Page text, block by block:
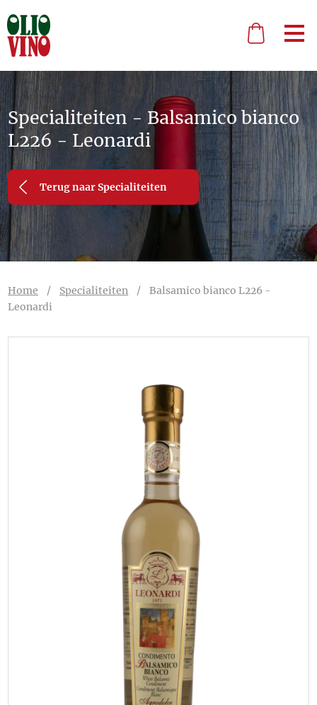
Specialiteiten - Balsamico bianco
L226 - Leonardi
Terug naar Specialiteiten
Home / Specialiteiten /Balsamico bianco L226 -
Leonardi